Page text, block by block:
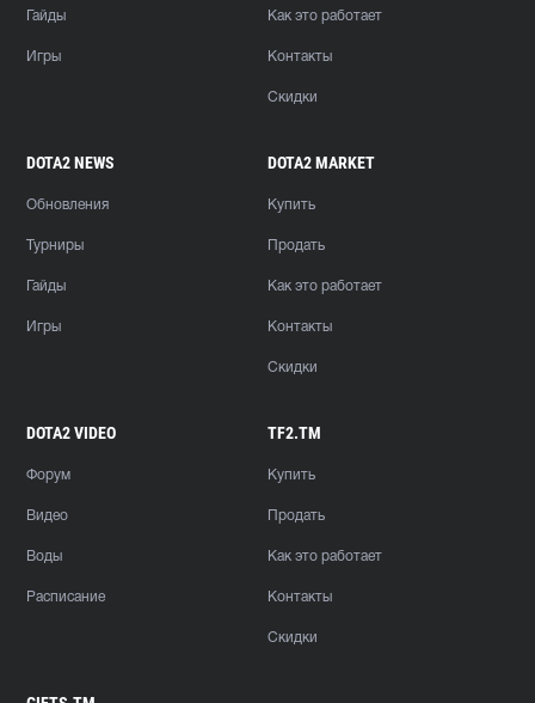
Гайды
Игры
Как это работает
Контакты
Скидки
DOTA2 NEWS
Обновления
Турниры
Гайды
Игры
DOTA2 MARKET
Купить
Продать
Как это работает
Контакты
Скидки
DOTA2 VIDEO
Форум
Видео
Воды
Расписание
TF2.TM
Купить
Продать
Как это работает
Контакты
Скидки